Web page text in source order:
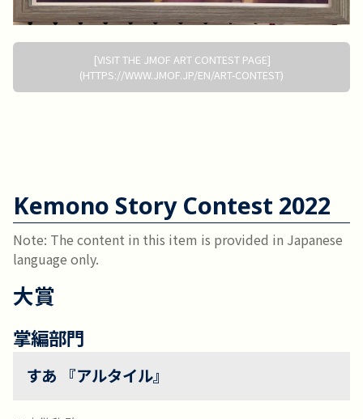
[VISIT THE JMOF ART CONTEST PAGE]
(HTTPS://WWW.JMOF.JP/EN/ART-CONTEST)
Kemono Story Contest 2022
Note: The content in this item is provided in Japanese
language only.
大賞
掌編部門
すあ 『アルタイル』